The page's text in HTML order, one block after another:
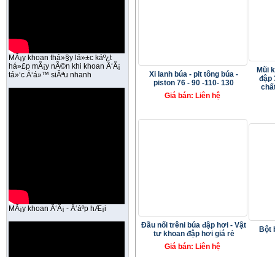
MÃ¡y khoan thá»§y lá»±c káº¿t
há»£p mÃ¡y nÃ©n khi khoan Ä‘Ã¡
tá»‘c Ä‘á»™ siÃªu nhanh
MÃ¡y khoan Ä‘Ã¡ - Ä‘áº­p hÆ¡i
Xi lanh búa - pit tông búa -
piston 76 - 90 -110- 130
Giá bán: Liên hệ
Mũi
đập
Đầu nối trêni búa đập hơi - Vật
tư khoan đập hơi giá rẻ
Giá bán: Liên hệ
Bột